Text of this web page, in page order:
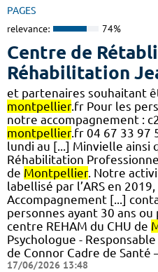
PAGES
relevance: 74%
Centre de
Réhabilitation
et partenaires souhaitant
montpellier.fr Pour les
notre accompagnement :
montpellier.fr 04 67 33 97
lundi au [...] Minvielle ainsi
Réhabilitation
de Montpellier. Notre
labellisé par l’ARS en
Accompagnement [...]
personnes ayant 30 ans
centre REHAM du CHU de
Psychologue -
de Connor Cadre de Santé
17/06/2026 13:48